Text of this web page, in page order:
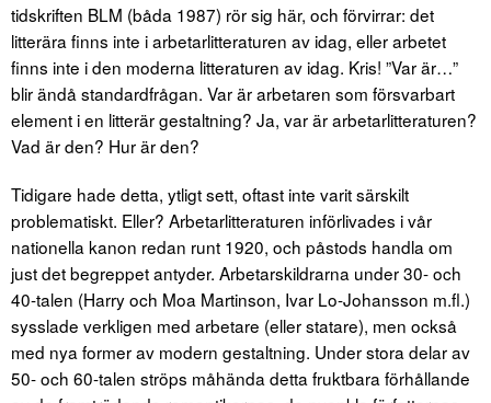
tidskriften BLM (båda 1987) rör sig här, och förvirrar: det
litterära finns inte i arbetarlitteraturen av idag, eller arbetet
finns inte i den moderna litteraturen av idag. Kris! ”Var är…”
blir ändå standardfrågan. Var är arbetaren som försvarbart
element i en litterär gestaltning? Ja, var är arbetarlitteraturen?
Vad är den? Hur är den?
Tidigare hade detta, ytligt sett, oftast inte varit särskilt
problematiskt. Eller? Arbetarlitteraturen införlivades i vår
nationella kanon redan runt 1920, och påstods handla om
just det begreppet antyder. Arbetarskildrarna under 30- och
40-talen (Harry och Moa Martinson, Ivar Lo-Johansson m.fl.)
sysslade verkligen med arbetare (eller statare), men också
med nya former av modern gestaltning. Under stora delar av
50- och 60-talen ströps måhända detta fruktbara förhållande